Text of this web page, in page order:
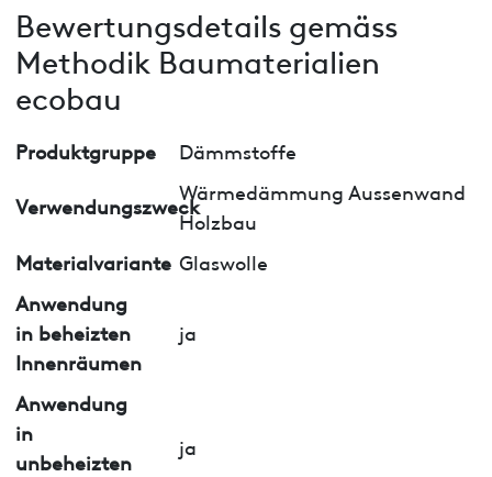
Bewertungsdetails gemäss
Methodik Baumaterialien
ecobau
Produktgruppe Dämmstoffe
Verwendungszweck
Wärmedämmung Aussenwand
Holzbau
Materialvariante Glaswolle
Anwendung
in beheizten
Innenräumen
ja
Anwendung
in
unbeheizten
ja